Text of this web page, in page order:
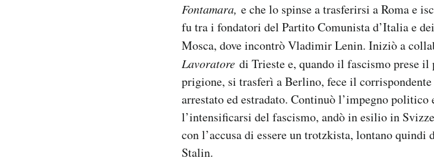
Fontamara, e che lo spinse a trasferirsi a Roma e
fu tra i fondatori del Partito Comunista d’Italia e
Mosca, dove incontrò Vladimir Lenin. Iniziò a
Lavoratore di Trieste e, quando il fascismo prese
prigione, si trasferì a Berlino, fece il corrispondente
arrestato ed estradato. Continuò l’impegno
l’intensificarsi del fascismo, andò in esilio in
con l’accusa di essere un trotzkista, lontano
Stalin.